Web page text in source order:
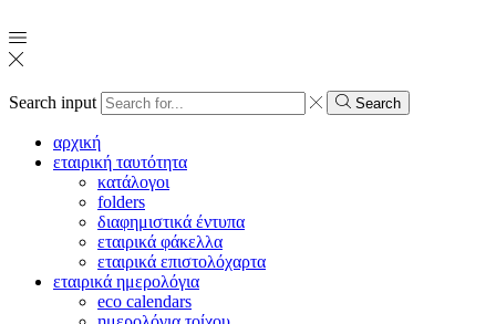
Search input Search
αρχική
εταιρική ταυτότητα
κατάλογοι
folders
διαφημιστικά έντυπα
εταιρικά φάκελλα
εταιρικά επιστολόχαρτα
εταιρικά ημερολόγια
eco calendars